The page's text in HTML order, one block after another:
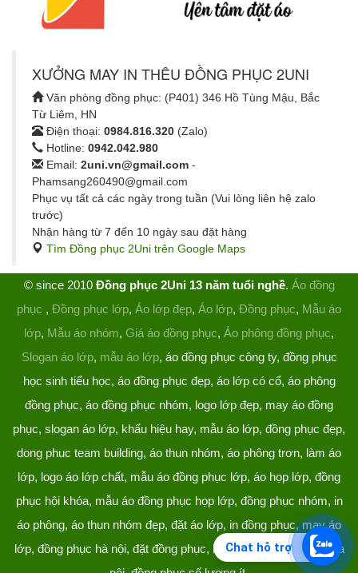
Chat hỗ trợ
XƯỞNG MAY IN THÊU ĐỒNG PHỤC 2UNI
Văn phòng đồng phục: (P401) 346 Hồ Tùng Mậu, Bắc
Từ Liêm, HN
Điện thoại: 0984.816.320 (Zalo)
Hotline: 0942.042.980
Email: 2uni.vn@gmail.com -
Phamsang260490@gmail.com
Phục vụ tất cả các ngày trong tuần (Vui lòng liên hệ zalo
trước)
Nhận hàng từ 7 đến 10 ngày sau đặt hàng
Tìm Đồng phục 2Uni trên Google Maps
© since 2010 Đồng phục 2Uni 13 năm tuổi nghề. Áo đồng
phục , Đồng phục lớp, Áo lớp đẹp, Áo lớp, Đồng phục, Mẫu áo
lớp, Mẫu áo nhóm, Giá áo đồng phục, Áo phông đồng phục,
Slogan áo lớp, mẫu áo lớp, áo đồng phục công ty, đồng phục
học sinh tiểu học, áo đồng phục đẹp, áo lớp có cổ, áo phông
đồng phục, áo đồng phục nhóm, logo lớp đẹp, may áo đồng
phục, slogan áo lớp, khẩu hiệu hay, mẫu áo lớp, đồng phục đẹp,
dong phuc team building, áo thun nhóm, áo phông trơn, làm áo
lớp, logo áo lớp chất, mẫu áo đồng phục lớp, áo họp lớp, đồng
phục hội khóa, mẫu áo đồng phục họp lớp, đồng phục nhóm, in
áo phông, áo thun nhóm đẹp, đặt áo lớp, in đồng phục, may áo
lớp, đồng phục hà nội, đặt đồng phục, làm đồng phục, áo lớp hà